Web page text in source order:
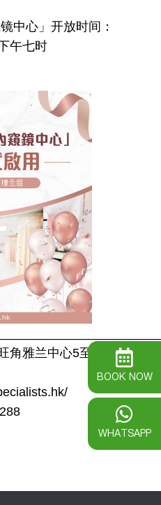
中心」开放时间：
午七时
角雅兰中心5至6楼、20楼
BOOK NOW
WHATSAPP